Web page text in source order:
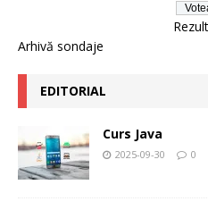
Arhivă sondaje
EDITORIAL
Curs Java
2025-09-30 0